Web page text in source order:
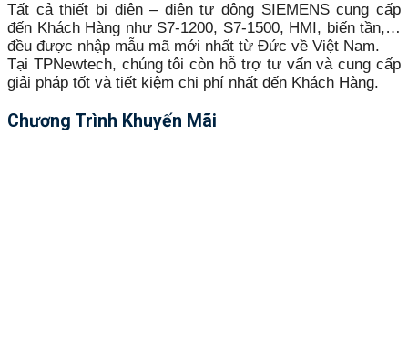
Tất cả thiết bị điện – điện tự động SIEMENS cung cấp
đến Khách Hàng như S7-1200, S7-1500, HMI, biến tần,…
đều được nhập mẫu mã mới nhất từ Đức về Việt Nam.
Tại TPNewtech, chúng tôi còn hỗ trợ tư vấn và cung cấp
giải pháp tốt và tiết kiệm chi phí nhất đến Khách Hàng.
Chương Trình Khuyến Mãi